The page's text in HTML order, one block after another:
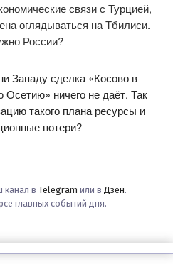
связи с Турцией,
оглядываться на Тбилиси.
России?
Западу сделка «Косово в
ничего не даёт. Так
такого плана ресурсы и
потери?
канал в Telegram или в Дзен.
главных событий дня.